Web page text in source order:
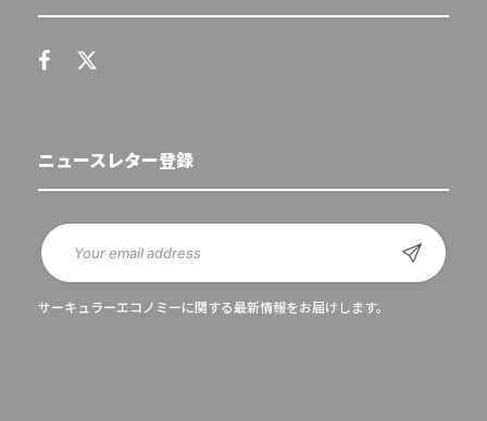
ニュースレター登録
サーキュラーエコノミーに関する最新情報をお届けします。